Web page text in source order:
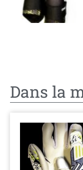
Dans la